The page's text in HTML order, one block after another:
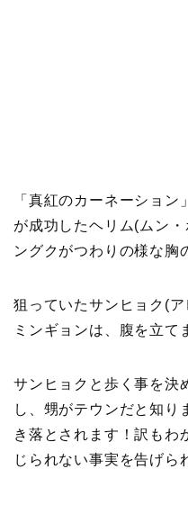
「真紅のカーネーショ
が成功したヘリム(ムン
ングクがつわりの様な胸
狙っていたサンヒョク(
ミンギョンは、腹を立て
サンヒョクと歩く事を決
し、甥がテウンだと知り
き落とされます！訳もわ
じられない事実を告げら